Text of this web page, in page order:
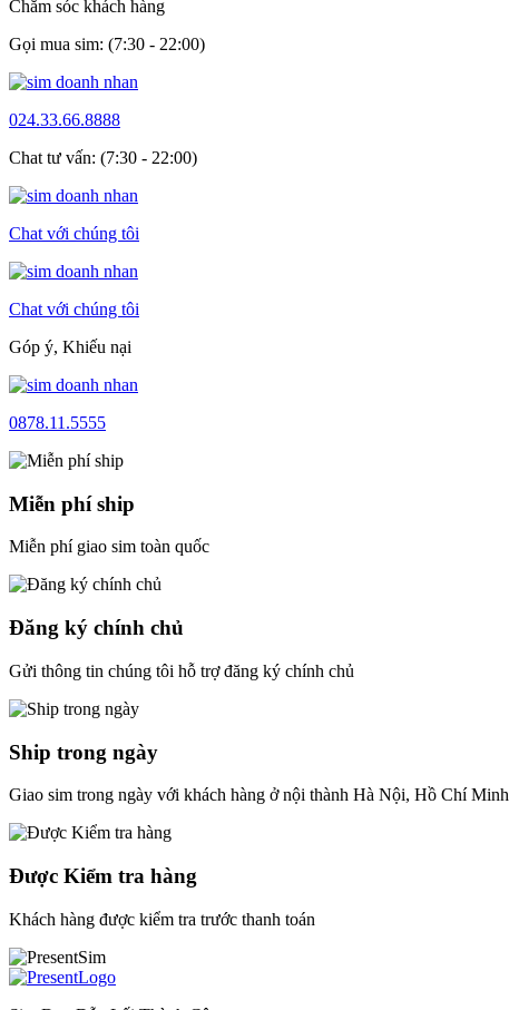
Chăm sóc khách hàng
Gọi mua sim: (7:30 - 22:00)
024.33.66.8888
Chat tư vấn: (7:30 - 22:00)
Chat với chúng tôi
Chat với chúng tôi
Góp ý, Khiếu nại
0878.11.5555
Miễn phí ship
Miễn phí giao sim toàn quốc
Đăng ký chính chủ
Gửi thông tin chúng tôi hỗ trợ đăng ký chính chủ
Ship trong ngày
Giao sim trong ngày với khách hàng ở nội thành Hà Nội, Hồ Chí Minh
Được Kiểm tra hàng
Khách hàng được kiểm tra trước thanh toán